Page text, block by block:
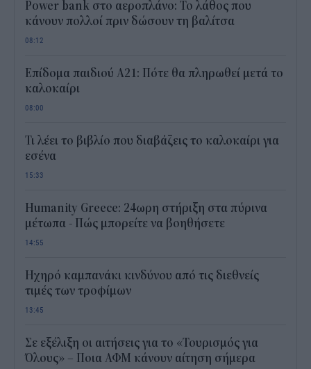
Power bank στο αεροπλάνο: Το λάθος που
κάνουν πολλοί πριν δώσουν τη βαλίτσα
08:12
Επίδομα παιδιού Α21: Πότε θα πληρωθεί μετά το
καλοκαίρι
08:00
Τι λέει το βιβλίο που διαβάζεις το καλοκαίρι για
εσένα
15:33
Humanity Greece: 24ωρη στήριξη στα πύρινα
μέτωπα - Πώς μπορείτε να βοηθήσετε
14:55
Ηχηρό καμπανάκι κινδύνου από τις διεθνείς
τιμές των τροφίμων
13:45
Σε εξέλιξη οι αιτήσεις για το «Τουρισμός για
Όλους» – Ποια ΑΦΜ κάνουν αίτηση σήμερα